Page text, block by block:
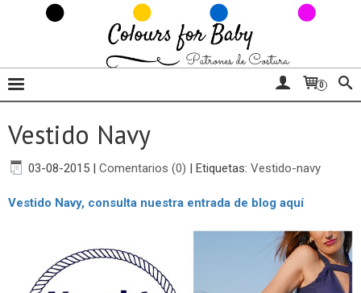
0
Vestido Navy
03-08-2015 | Comentarios (0) | Etiquetas: Vestido-navy
Vestido Navy, consulta nuestra entrada de blog aquí